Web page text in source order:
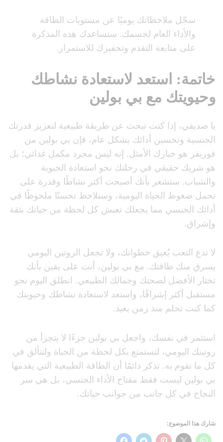
سجّل ملاحظاتك يوميًا عن مستويات الطاقة
والأداء العام لجسمك. ستساعدك هذه المذكرة
على متابعة التقدم وتحفيزك للاستمرار.
خاتمة: استعد لاستعادة نشاطك
وحيويتك مع بي بولين
يا صديقي، إذا كنت تبحث عن طريقة طبيعية لتعزيز قدرتك
الجنسية وتحسين أدائك بشكل عام، فإن بي بولين من
فوريفر هو خيارك الأمثل. إنه ليس مجرد مكمل غذائي؛ بل
هو شريك حقيقي في رحلتك نحو استعادة الحيوية
والشباب. ستشعر بأنك أصبحت أكثر نشاطًا وقدرة على
تحمل ضغوط الحياة اليومية، وستلاحظ تحسنًا ملحوظًا في
أدائك الجنسي مما يجعلك تعيش كل لحظة من حياتك بثقة
وإشراق.
لا تدع التعب يُعيق خطواتك، ولا تجعل الروتين اليومي
يسرق منك طاقتك. مع بي بولين، أنت على يقين بأنك
تختار الأفضل لصحتك وجمالك الطبيعي. انطلق اليوم نحو
مستقبل أكثر إشراقًا، واستعد لاستعادة نشاطك وحيويتك
كما كنت تحلم منذ زمن بعيد.
استثمر في نفسك، واجعل بي بولين جزءًا لا يتجزأ من
روتينك اليومي، لتستمتع بكل لحظة من الحياة ولتتألق في
كل ما تقوم به. تذكر دائمًا أن الطاقة الطبيعية التي يقدمها
بي بولين ليست فقط مفتاح الأداء الجنسي، بل هي سر
النجاح في كل جانب من جوانب حياتك.
شارك هذا الموضوع: